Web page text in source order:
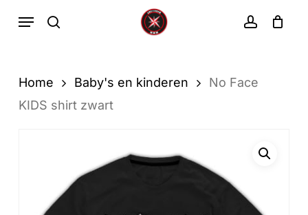
hoofdinhoud
zoekopdracht
Menu
Winkelwagen
Home Baby's en kinderen
No Face
KIDS shirt zwart